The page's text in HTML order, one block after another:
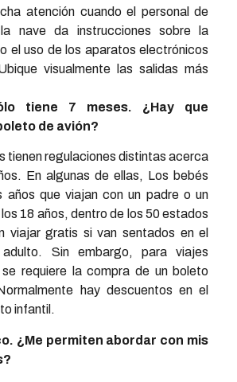
atención cuando el personal de
nave da instrucciones sobre la
el uso de los aparatos electrónicos
visualmente las salidas más
tiene 7 meses. ¿Hay que
de avión?
tienen regulaciones distintas acerca
En algunas de ellas, Los bebés
años que viajan con un padre o un
18 años, dentro de los 50 estados
viajar gratis si van sentados en el
Sin embargo, para viajes
se requiere la compra de un boleto
hay descuentos en el
infantil.
¿Me permiten abordar con mis